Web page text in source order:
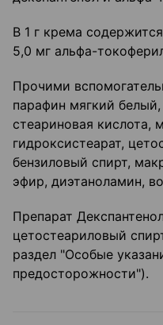
В 1 г крема
5,0 мг альфа-
Прочими
парафин мягкий
стеариновая кислота,
гидроксистеарат,
бензиловый спирт,
эфир, диэтаноламин,
Препарат
цетостеариловый
раздел "Особые
предосторожности").